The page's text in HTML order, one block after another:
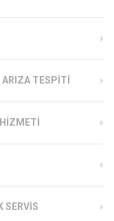
ARIZA TESPITI
SERVIS